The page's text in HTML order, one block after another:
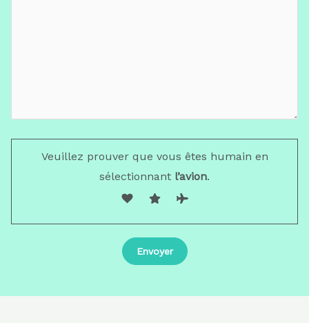
Veuillez prouver que vous êtes humain en
sélectionnant l’avion.